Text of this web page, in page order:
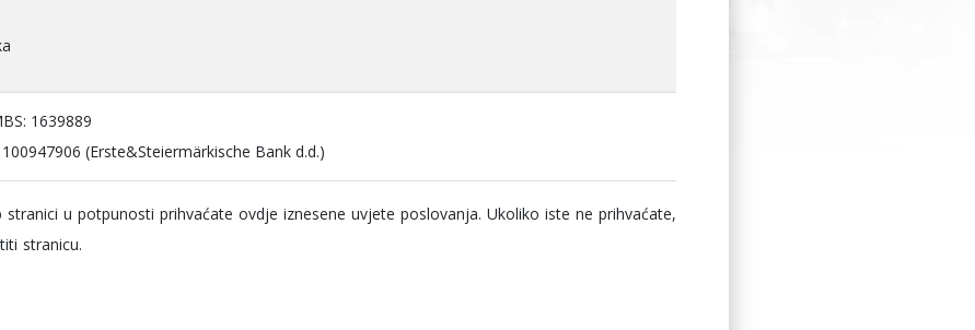
1639889
(Erste&Steiermärkische Bank d.d.)
u potpunosti prihvaćate ovdje iznesene uvjete poslovanja. Ukoliko iste ne prihvaćate,
stranicu.